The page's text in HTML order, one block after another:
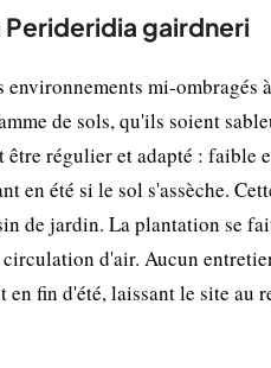
gairdneri
mi-ombragés
de sols, qu'ils soient
régulier et adapté : faible
en été si le sol s'assèche.
de jardin. La plantation se
d'air. Aucun
fin d'été, laissant le site au